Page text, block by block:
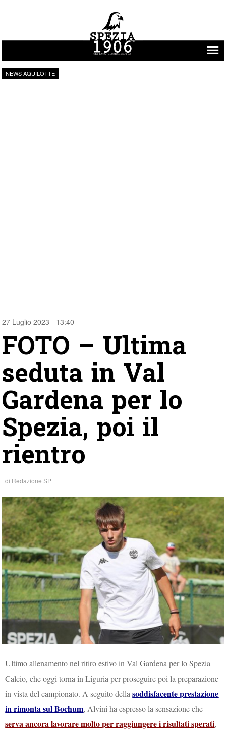
Vai al contenuto
NEWS AQUILOTTE
27 Luglio 2023 - 13:40
FOTO – Ultima
seduta in Val
Gardena per lo
Spezia, poi il
rientro
di Redazione SP
Ultimo allenamento nel ritiro estivo in Val Gardena per lo Spezia
Calcio, che oggi torna in Liguria per proseguire poi la preparazione
in vista del campionato. A seguito dellasoddisfacente prestazione
in rimonta sul Bochum, Alvini ha espresso la sensazione che
serva ancora lavorare molto per raggiungere i risultati sperati,